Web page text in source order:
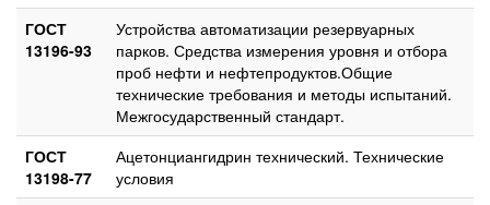
ГОСТ
13196-93
Устройства автоматизации резервуарных
парков. Средства измерения уровня и отбора
проб нефти и нефтепродуктов.Общие
технические требования и методы испытаний.
Межгосударственный стандарт.
ГОСТ
13198-77
Ацетонциангидрин технический. Технические
условия